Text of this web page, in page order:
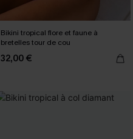
Bikini tropical flore et faune à
bretelles tour de cou
32,00 €